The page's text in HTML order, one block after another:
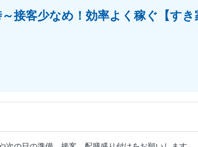
接客少なめ！効率よく稼ぐ【す